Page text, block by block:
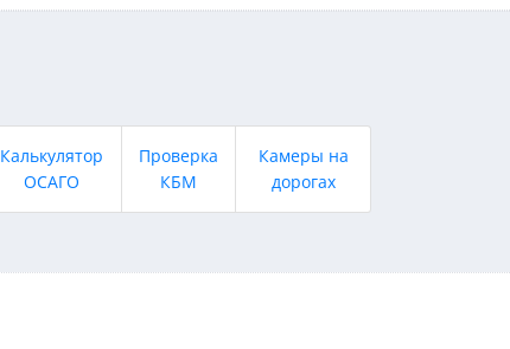
Калькулятор
ОСАГО
Проверка
КБМ
Камеры на
дорогах